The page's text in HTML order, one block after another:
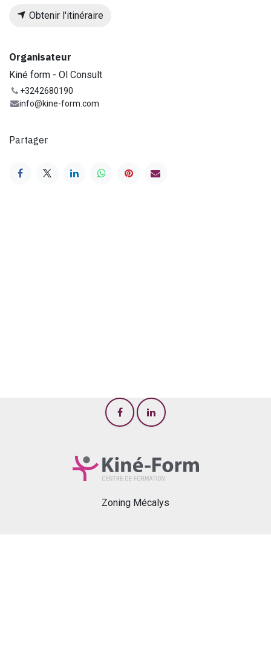
Obtenir l'itinéraire
Organisateur
Kiné form - Ol Consult
+3242680190
info@kine-form.com
Partager
Zoning Mécalys